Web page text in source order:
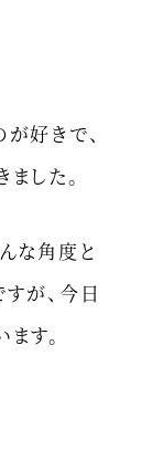
好きで、
した。
な角度と
が、今日
す。